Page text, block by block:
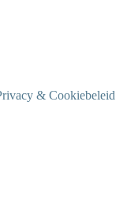
& Cookiebeleid